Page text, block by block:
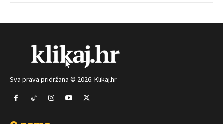
Sva prava pridržana © 2026. Klikaj.hr